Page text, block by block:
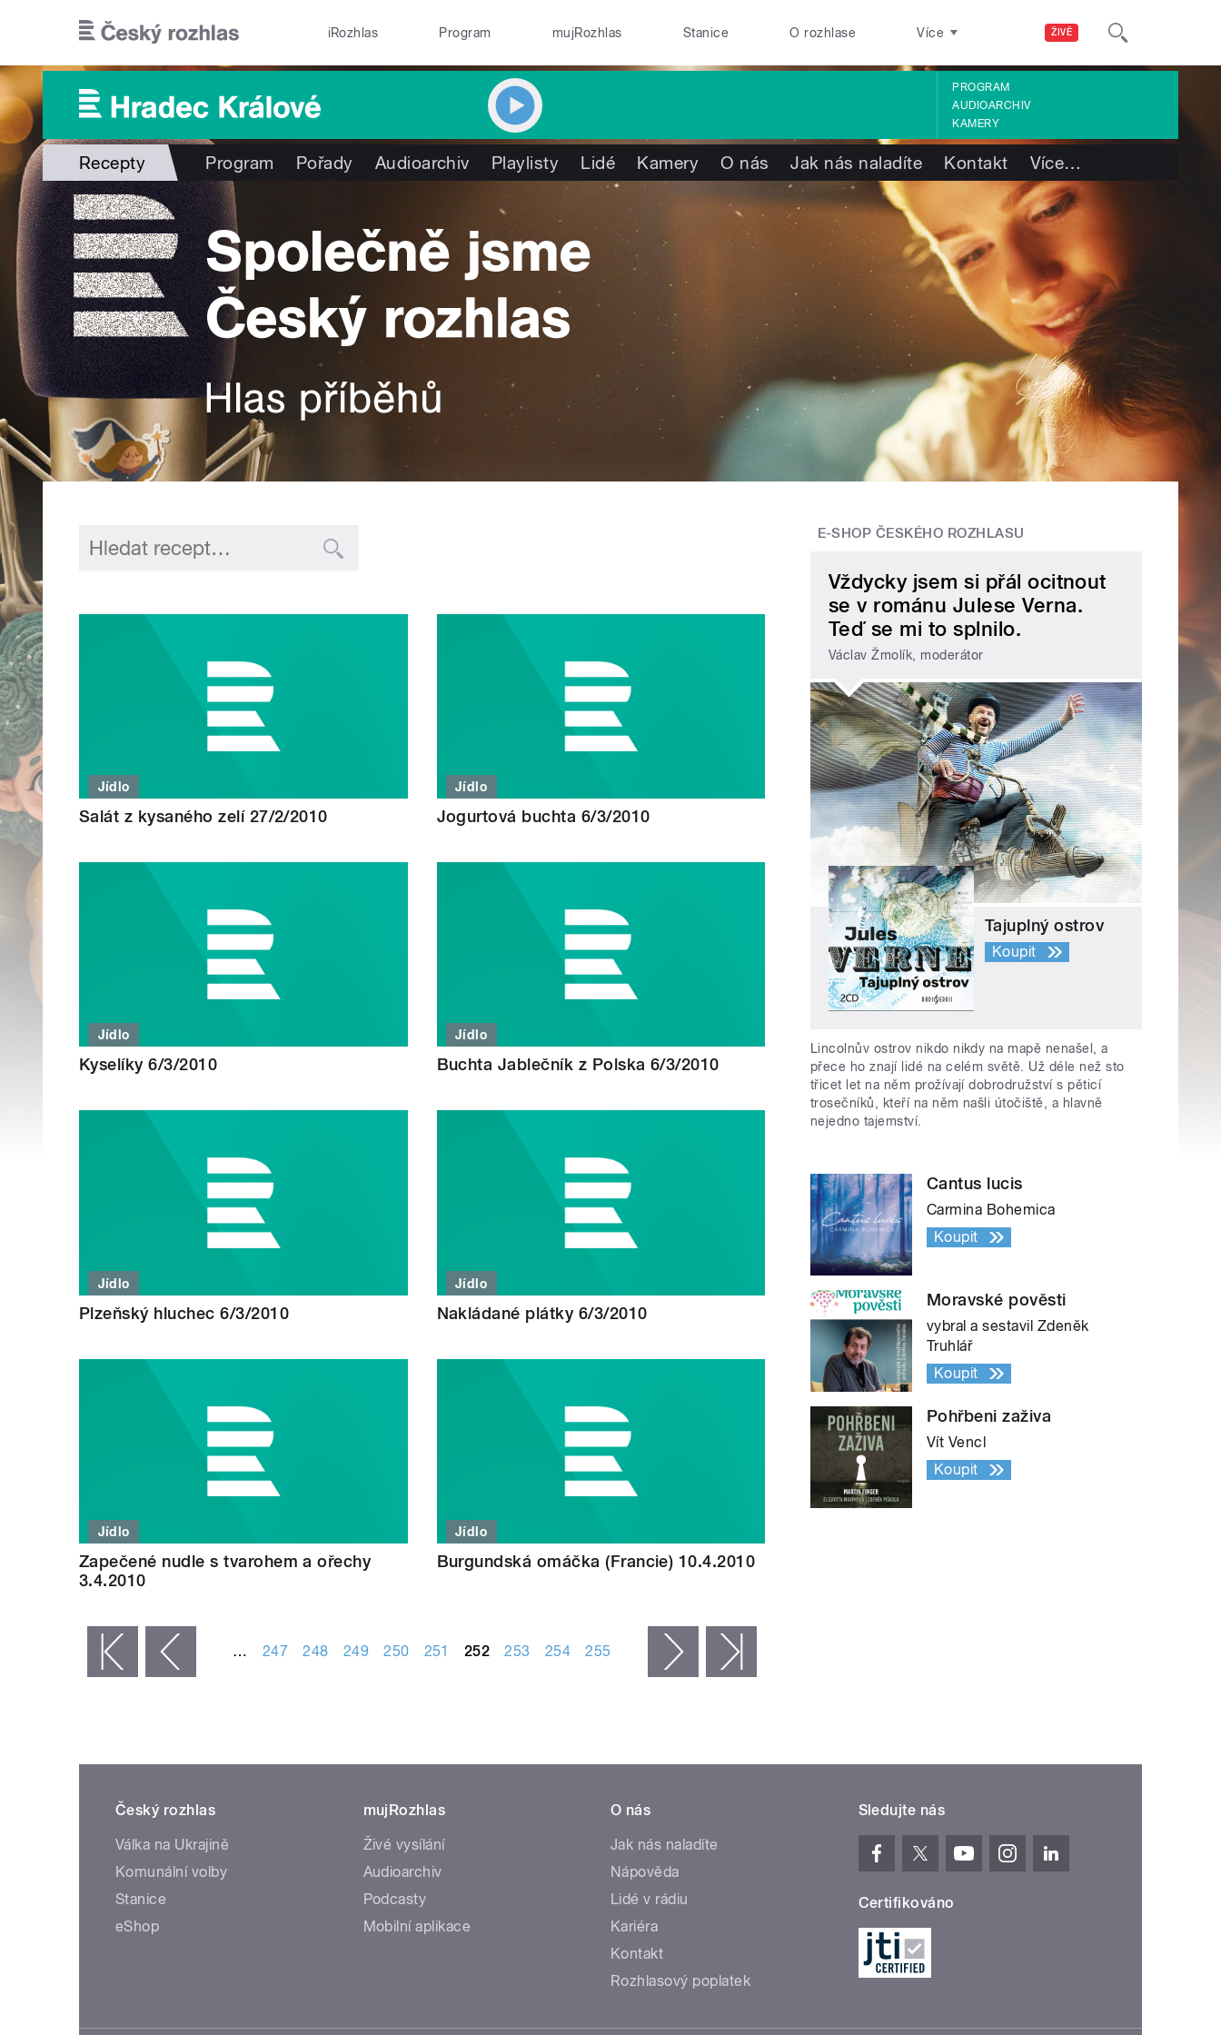
ŽIVĚ
iRozhlas Program mujRozhlas Stanice O rozhlase Více
PROGRAM
AUDIOARCHIV
KAMERY
Recepty Program Pořady Audioarchiv Playlisty Lidé Kamery O nás Jak nás naladíte Kontakt Více…
Jídlo
Salát z kysaného zelí 27/2/2010
Jídlo
Jogurtová buchta 6/3/2010
Jídlo
Kyselíky 6/3/2010
Jídlo
Buchta Jablečník z Polska 6/3/2010
Jídlo
Plzeňský hluchec 6/3/2010
Jídlo
Nakládané plátky 6/3/2010
Jídlo
Zapečené nudle s tvarohem a ořechy
3.4.2010
Jídlo
Burgundská omáčka (Francie) 10.4.2010
‹ předchozí … 247 248 249 250 251 252 253 254 255 následující ›
E-SHOP ČESKÉHO ROZHLASU
Vždycky jsem si přál ocitnout
se v románu Julese Verna.
Teď se mi to splnilo.
Václav Žmolík, moderátor
Tajuplný ostrov
Koupit
Lincolnův ostrov nikdo nikdy na mapě nenašel, a
přece ho znají lidé na celém světě. Už déle než sto
třicet let na něm prožívají dobrodružství s pěticí
trosečníků, kteří na něm našli útočiště, a hlavně
nejedno tajemství.
Cantus lucis
Carmina Bohemica
Koupit
Moravské pověsti
vybral a sestavil Zdeněk
Truhlář
Koupit
Pohřbeni zaživa
Vít Vencl
Koupit
Český rozhlas
Válka na Ukrajině
Komunální volby
Stanice
eShop
mujRozhlas
Živé vysílání
Audioarchiv
Podcasty
Mobilní aplikace
O nás
Jak nás naladíte
Nápověda
Lidé v rádiu
Kariéra
Kontakt
Rozhlasový poplatek
Sledujte nás
Certifikováno